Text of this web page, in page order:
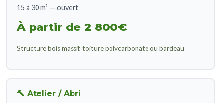
15 à 30 m² — ouvert
À partir de 2 800€
Structure bois massif, toiture polycarbonate ou bardeau
🔨 Atelier / Abri